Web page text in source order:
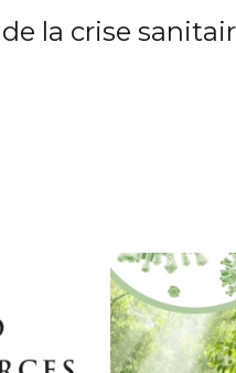
la crise